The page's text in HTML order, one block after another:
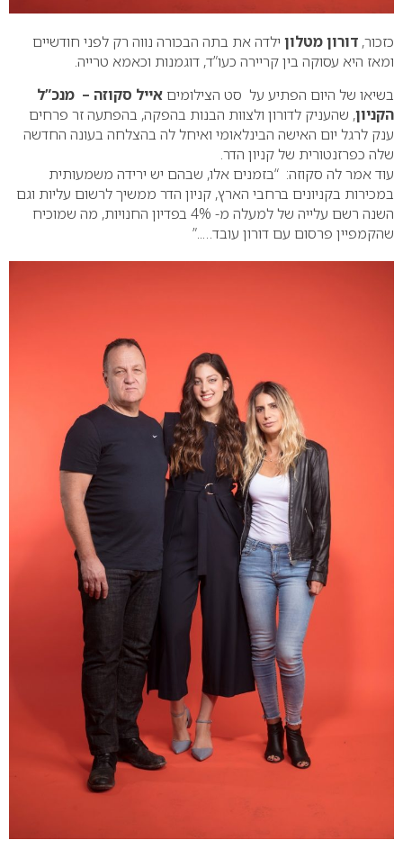
כזכור, דורון מטלון ילדה את בתה הבכורה נווה רק לפני חודשיים
ומאז היא עסוקה בין קריירה כעו”ד, דוגמנות וכאמא טרייה.
בשיאו של היום הפתיע על סט הצילומים אייל סקוזה – מנכ”ל
הקניון, שהעניק לדורון ולצוות הבנות בהפקה, בהפתעה זר פרחים
ענק לרגל יום האישה הבינלאומי ואיחל לה בהצלחה בעונה החדשה
שלה כפרזנטורית של קניון הדר.
עוד אמר לה סקוזה: “בזמנים אלו, שבהם יש ירידה משמעותית
במכירות בקניונים ברחבי הארץ, קניון הדר ממשיך לרשום עליות וגם
השנה רשם עלייה של למעלה מ- 4% בפדיון החנויות, מה שמוכיח
שהקמפיין פרסום עם דורון עובד…..”